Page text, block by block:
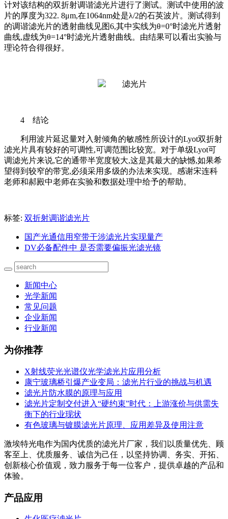
计对该结构的双折射调谐滤光片进行了测试。测试中使用的波
片的厚度为322. 8μm,在1064nm处是λ/2的石英波片。测试得到
的调谐滤光片的透射曲线见图6,其中实线为θ=0°时滤光片透射
曲线,虚线为θ=14°时滤光片透射曲线。由结果可以看出实验与
理论符合得很好。
4 结论
利用波片延迟量对入射倾角的敏感性所设计的Lyot双折射
滤光片具有较好的可调性,可调范围比较宽。对于单级Lyot可
调滤光片来说,它的通带半宽度较大,这是其最大的缺憾,如果希
望得到较窄的带宽,必须采用多级的办法来实现。感谢宋连科
老师和郝殿中老师在实验和数据处理中给予的帮助。
标签: 双折射调谐滤光片
国产光通信用窄带干涉滤光片实现量产
DV必备配件中 是否需要偏振光滤光镜
新闻中心
光学新闻
常见问题
企业新闻
行业新闻
为你推荐
X射线荧光光谱仪光学滤光片应用分析
康宁玻璃桥引爆产业变局：滤光片行业的挑战与机遇
滤光片防水膜的原理与应用
滤光片定制交付进入“硬约束”时代：上游涨价与供需失
衡下的行业现状
有色玻璃与镀膜滤光片原理、应用差异及使用注意
激埃特光电作为国内优质的滤光片厂家，我们以质量优先、顾
客至上、优质服务、诚信为己任，以坚持协调、务实、开拓、
创新核心价值观，致力服务于每一位客户，提供卓越的产品和
体验。
产品应用